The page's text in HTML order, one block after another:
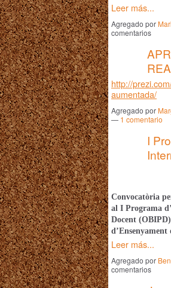
Leer más...
Agregado por
comentarios
http://
aumentada/
Agregado por
— 1 comentario
I
Convocatòria
al I Programa
Docent
Leer más...
Agregado por
comentarios